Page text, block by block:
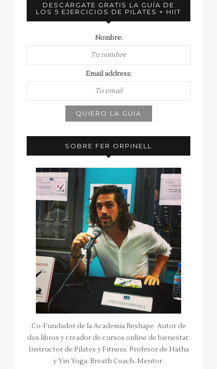
DESCÁRGATE GRATIS LA GUÍA DE
LOS 5 EJERCICIOS DE PILATES + HIIT
Nombre:
Email address:
SOBRE FER ORPINELL
Co-Fundador de la Academia Reshape. Autor de
dos libros y creador de cursos online de bienestar.
Instructor de Pilates y Fitness. Profesor de Hatha
y Yin Yoga. Breath Coach. Mentor.